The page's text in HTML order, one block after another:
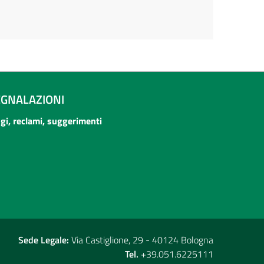
reclami, suggerimenti
Sede Legale: Via Castiglione, 29 - 40124 Bologna
Tel. +39.051.6225111